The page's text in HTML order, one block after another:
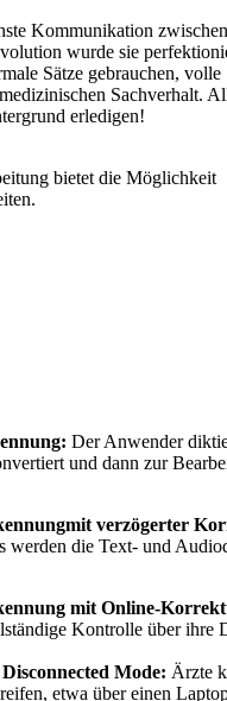
Kommunikation
wurde sie
Sätze gebrauchen, volle
Sachverhalt.
erledigen!
bietet die Möglichkeit
Der Anwender
und dann zur
verzögerter
werden die Text- und
mit Online-
Kontrolle über ihre
Mode: Ärzte
etwa über einen